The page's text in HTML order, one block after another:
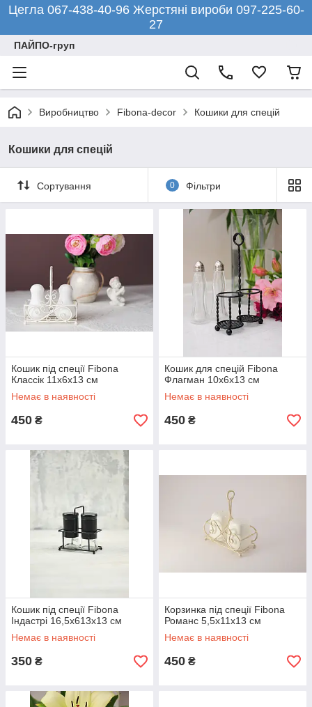
Цегла 067-438-40-96 Жерстяні вироби 097-225-60-
27
ПАЙПО-груп
Виробництво Fibona-decor Кошики для спецій
Кошики для спецій
Сортування 0 Фільтри
Кошик під спеції Fibona
Классік 11х6х13 см
Немає в наявності
450 ₴
Кошик для спецій Fibona
Флагман 10х6х13 см
Немає в наявності
450 ₴
Кошик під спеції Fibona
Індастрі 16,5х613х13 см
Немає в наявності
350 ₴
Корзинка під спеції Fibona
Романс 5,5х11х13 см
Немає в наявності
450 ₴